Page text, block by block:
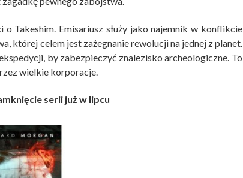
Takeshim. Emisariusz służy jako najemnik w konflikcie
której celem jest zażegnanie rewolucji na jednej z planet.
by zabezpieczyć znalezisko archeologiczne. To
wielkie korporacje.
serii już w lipcu